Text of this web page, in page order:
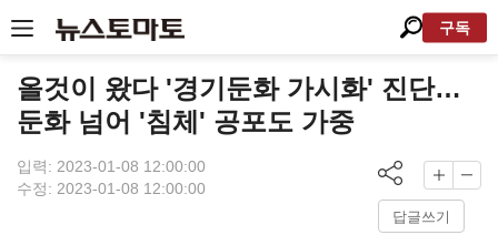
구독
올것이 왔다 '경기둔화 가시화' 진단…
둔화 넘어 '침체' 공포도 가중
입력: 2023-01-08 12:00:00
수정: 2023-01-08 12:00:00
답글쓰기